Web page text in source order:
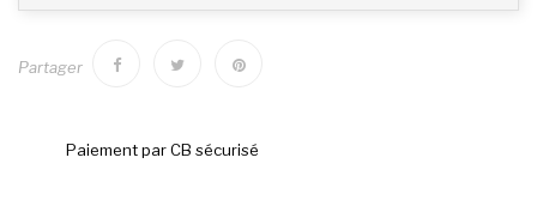
Partager
Paiement par CB sécurisé